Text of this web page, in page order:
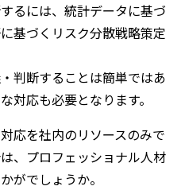
るには、統計データに基づ
基づくリスク分散戦略策定
判断することは簡単ではあ
対応も必要となります。
応を社内のリソースのみで
、プロフェッショナル人材
がでしょうか。